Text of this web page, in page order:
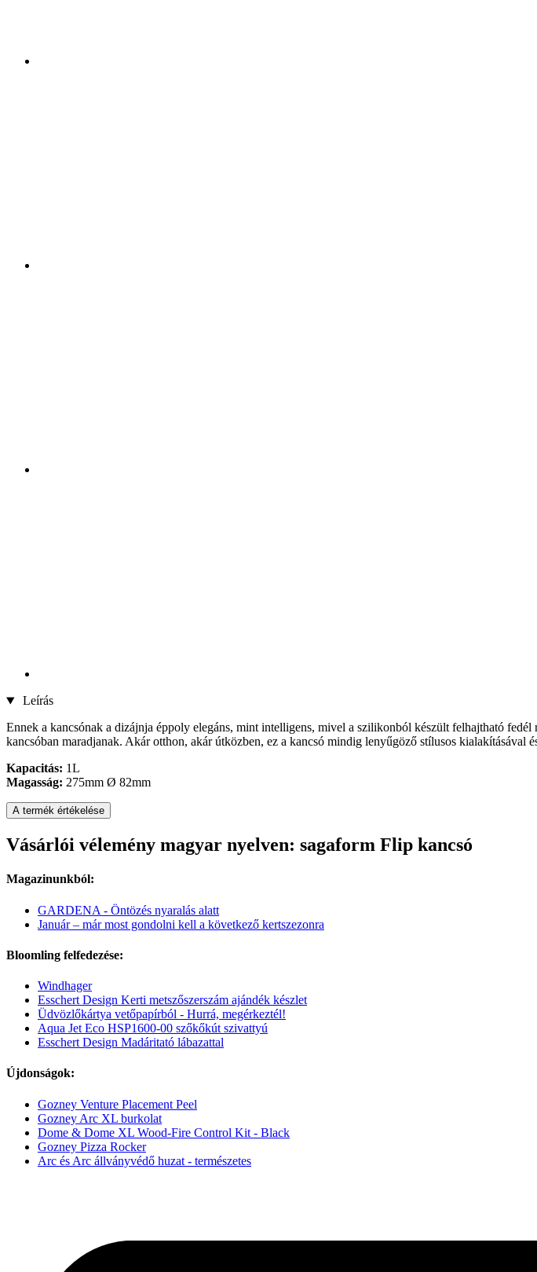
Leírás
Ennek a kancsónak a dizájnja éppoly elegáns, mint intelligens, mivel a szilikonból készült felhajtható
kancsóban maradjanak. Akár otthon, akár útközben, ez a kancsó mindig lenyűgöző stílusos kialakításával
Kapacitás: 1L
Magasság: 275mm Ø 82mm
A termék értékelése
Vásárlói vélemény magyar nyelven: sagaform Flip kancsó
Magazinunkból:
GARDENA - Öntözés nyaralás alatt
Január – már most gondolni kell a következő kertszezonra
Bloomling felfedezése:
Windhager
Esschert Design Kerti metszőszerszám ajándék készlet
Üdvözlőkártya vetőpapírból - Hurrá, megérkeztél!
Aqua Jet Eco HSP1600-00 szőkőkút szivattyú
Esschert Design Madáritató lábazattal
Újdonságok:
Gozney Venture Placement Peel
Gozney Arc XL burkolat
Dome & Dome XL Wood-Fire Control Kit - Black
Gozney Pizza Rocker
Arc és Arc állványvédő huzat - természetes